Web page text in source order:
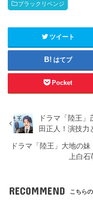
ブラックリベンジ
ツイート
はてブ
Pocket
ドラマ「陸王
田正人！演技力
ドラマ「陸王」大地の
上白
RECOMMEND こちら